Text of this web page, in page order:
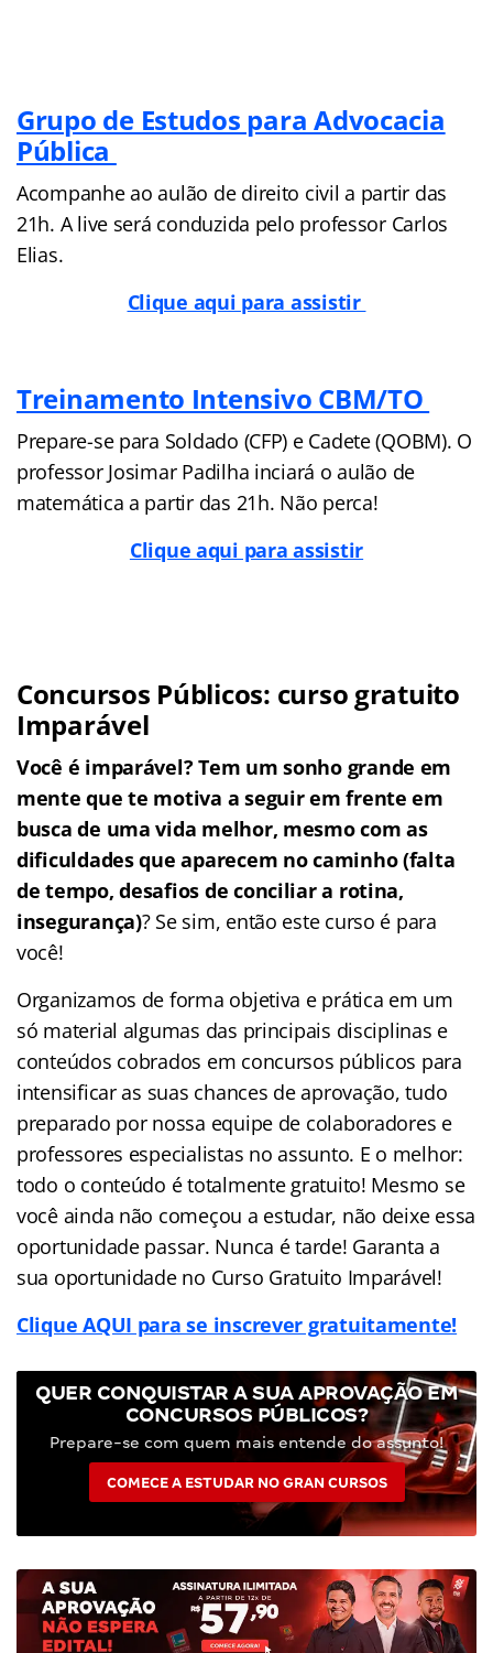
Grupo de Estudos para Advocacia
Pública
Acompanhe ao aulão de direito civil a partir das
21h. A live será conduzida pelo professor Carlos
Elias.
Clique aqui para assistir
Treinamento Intensivo CBM/TO
Prepare-se para Soldado (CFP) e Cadete (QOBM). O
professor Josimar Padilha inciará o aulão de
matemática a partir das 21h. Não perca!
Clique aqui para assistir
Concursos Públicos: curso gratuito
Imparável
Você é imparável? Tem um sonho grande em
mente que te motiva a seguir em frente em
busca de uma vida melhor, mesmo com as
dificuldades que aparecem no caminho (falta
de tempo, desafios de conciliar a rotina,
insegurança)? Se sim, então este curso é para
você!
Organizamos de forma objetiva e prática em um
só material algumas das principais disciplinas e
conteúdos cobrados em concursos públicos para
intensificar as suas chances de aprovação, tudo
preparado por nossa equipe de colaboradores e
professores especialistas no assunto. E o melhor:
todo o conteúdo é totalmente gratuito! Mesmo se
você ainda não começou a estudar, não deixe essa
oportunidade passar. Nunca é tarde! Garanta a
sua oportunidade no Curso Gratuito Imparável!
Clique AQUI para se inscrever gratuitamente!
QUER CONQUISTAR A SUA APROVAÇÃO EM
CONCURSOS PÚBLICOS?
Prepare-se com quem mais entende do assunto!
COMECE A ESTUDAR NO GRAN CURSOS